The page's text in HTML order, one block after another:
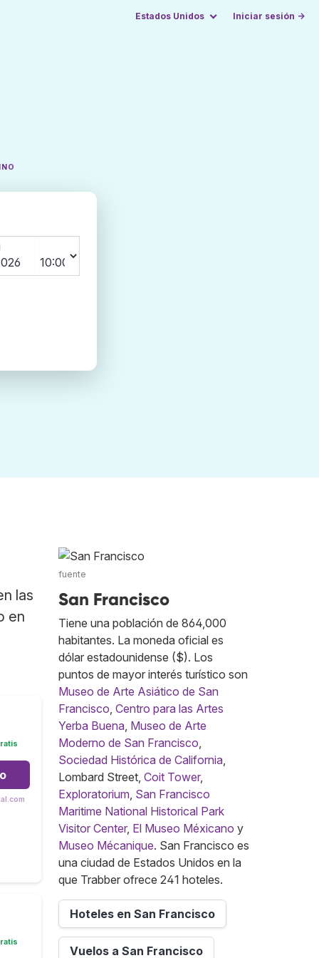
Estados Unidos Iniciar sesión →
las
en
fuente
San Francisco
Tiene una población de 864,000
habitantes. La moneda oficial es
dólar estadounidense ($). Los
puntos de mayor interés turístico son
Museo de Arte Asiático de San
Francisco, Centro para las Artes
Yerba Buena, Museo de Arte
Moderno de San Francisco,
Sociedad Histórica de California,
Lombard Street, Coit Tower,
Exploratorium, San Francisco
Maritime National Historical Park
Visitor Center, El Museo Méxicano y
Museo Mécanique. San Francisco es
una ciudad de Estados Unidos en la
que Trabber ofrece 241 hoteles.
Hoteles en San Francisco
Vuelos a San Francisco